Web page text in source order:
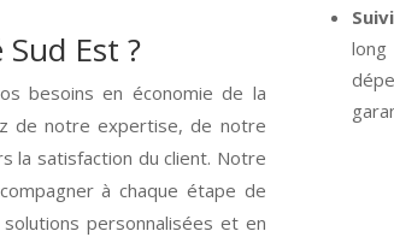
Est ?
besoins en économie de la
de notre expertise, de notre
la satisfaction du client. Notre
à chaque étape de
personnalisées et en